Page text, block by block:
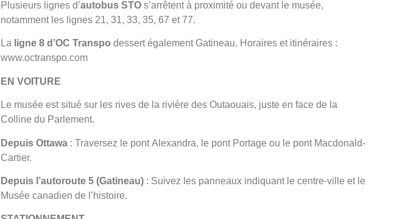
Plusieurs lignes d’autobus STO s’arrêtent à proximité ou devant le musée,
notamment les lignes 21, 31, 33, 35, 67 et 77.
La ligne 8 d’OC Transpo dessert également Gatineau. Horaires et itinéraires :
www.octranspo.com
EN VOITURE
Le musée est situé sur les rives de la rivière des Outaouais, juste en face de la
Colline du Parlement.
Depuis Ottawa : Traversez le pont Alexandra, le pont Portage ou le pont Macdonald-
Cartier.
Depuis l’autoroute 5 (Gatineau) : Suivez les panneaux indiquant le centre-ville et le
Musée canadien de l’histoire.